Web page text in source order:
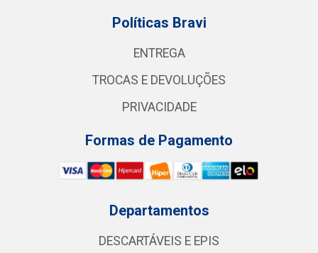
Políticas Bravi
ENTREGA
TROCAS E DEVOLUÇÕES
PRIVACIDADE
Formas de Pagamento
Departamentos
DESCARTÁVEIS E EPIS